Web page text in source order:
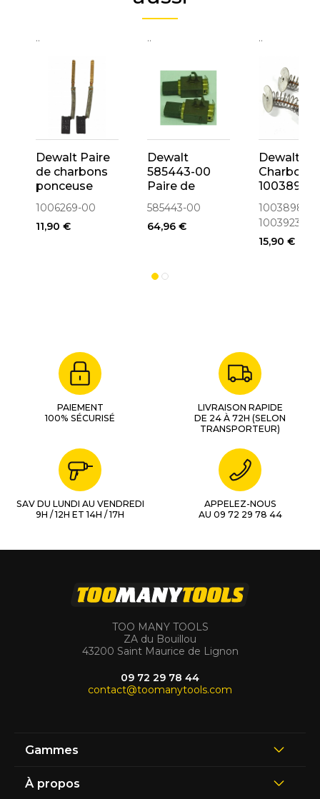
..
Dewalt Paire
de charbons
ponceuse
D26441,
D26453
(1006269-00)
1006269-00
11,90 €
..
Dewalt
585443-00
Paire de
charbons
pour
défonceuse
585443-00
64,96 €
..
Dewalt
Charbon
1003898-
1003923-
1003898-
1003923-00
15,90 €
PAIEMENT
100% SÉCURISÉ
LIVRAISON RAPIDE
DE 24 À 72H (SELON
TRANSPORTEUR)
SAV DU LUNDI AU VENDREDI
9H / 12H ET 14H / 17H
APPELEZ-NOUS
AU 09 72 29 78 44
TOO MANY TOOLS
ZA du Bouillou
43200 Saint Maurice de Lignon
09 72 29 78 44
contact@toomanytools.com
Gammes
À propos